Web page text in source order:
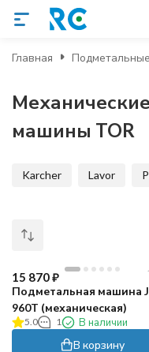
Главная
машины TOR
Karcher Lavor
15 870₽
Подметальная машина
960T (механическая)
5.0 1 В наличии
В корзину